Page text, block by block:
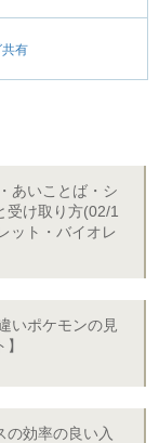
有
あいことば・シ
受け取り方(02/1
ット・バイオレ
いポケモンの見
の効率の良い入